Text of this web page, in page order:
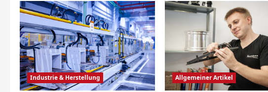
Industrie & Herstellung Allgemeiner Artikel